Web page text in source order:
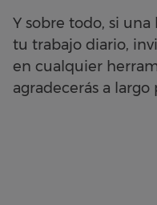
Y sobre todo, si
tu trabajo diario,
en cualquier
agradecerás a largo